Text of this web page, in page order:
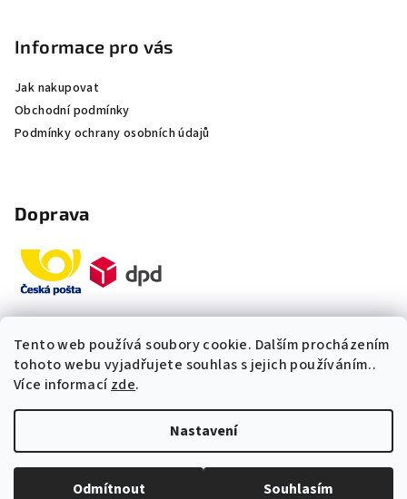
Tento web používá soubory cookie. Dalším procházením
tohoto webu vyjadřujete souhlas s jejich používáním..
Více informacízde.
Nastavení
Odmítnout Souhlasím
Informace pro vás
Jak nakupovat
Obchodní podmínky
Podmínky ochrany osobních údajů
Doprava
Platby
Upravit nastavení cookies
„Odpovídáme okamžitě. S čím
vám můžeme pomoci?“